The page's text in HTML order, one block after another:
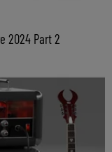
2024 Part 2